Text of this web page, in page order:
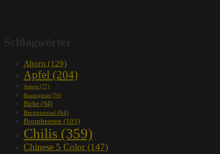
Ahorn (129)
Apfel (204)
Astern (77)
Baumspinat (74)
Birke (94)
Brennnessel (84)
Brombeeren (103)
Chilis (359)
Chinese 5 Color (147)